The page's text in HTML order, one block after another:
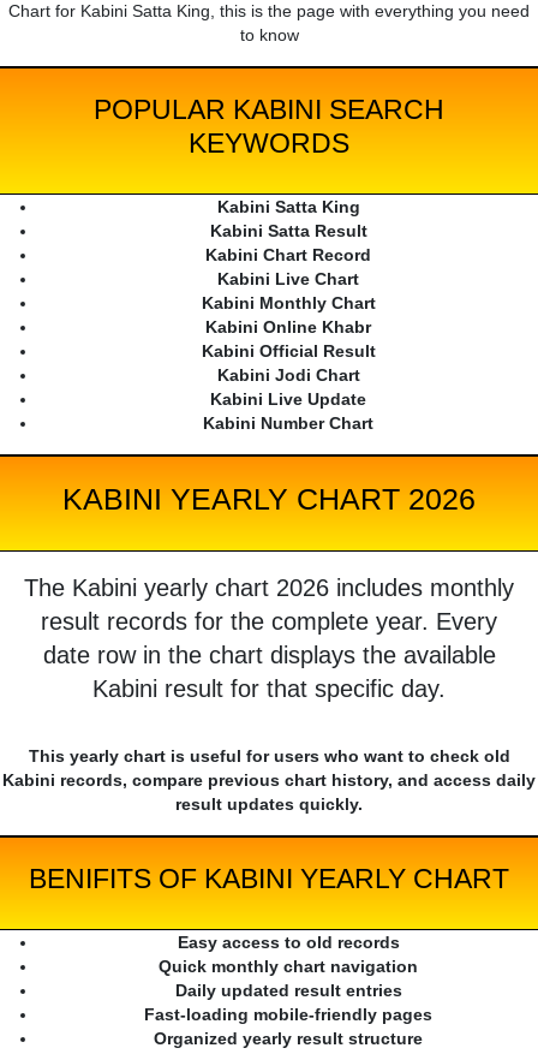
Chart for Kabini Satta King, this is the page with everything you need
to know
POPULAR KABINI SEARCH
KEYWORDS
Kabini Satta King
Kabini Satta Result
Kabini Chart Record
Kabini Live Chart
Kabini Monthly Chart
Kabini Online Khabr
Kabini Official Result
Kabini Jodi Chart
Kabini Live Update
Kabini Number Chart
KABINI YEARLY CHART 2026
The Kabini yearly chart 2026 includes monthly
result records for the complete year. Every
date row in the chart displays the available
Kabini result for that specific day.
This yearly chart is useful for users who want to check old
Kabini records, compare previous chart history, and access daily
result updates quickly.
BENIFITS OF KABINI YEARLY CHART
Easy access to old records
Quick monthly chart navigation
Daily updated result entries
Fast-loading mobile-friendly pages
Organized yearly result structure